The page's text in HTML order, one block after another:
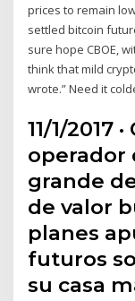
prices to remain
settled bitcoin
sure hope CBOE,
think that mild
wrote.” Need it
11/1/2017
operador
grande
de valor
planes
futuros
su casa